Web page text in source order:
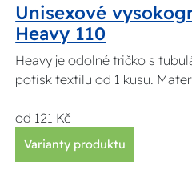
Unisexové
Heavy 110
Heavy je odolné tričko s
potisk textilu od 1 kusu.
od 121 Kč
Varianty produktu